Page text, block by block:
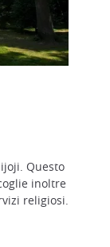
Questo
inoltre
religiosi.